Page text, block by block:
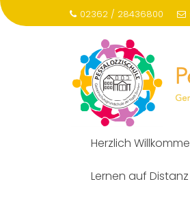
Skip
02362 / 28436800
Herzlich
Lernen auf Distanz